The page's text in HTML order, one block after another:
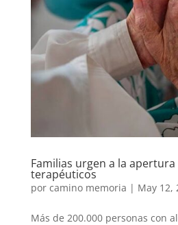
Familias urgen a la
terapéuticos
por camino memoria | May 12,
Más de 200.000 personas con